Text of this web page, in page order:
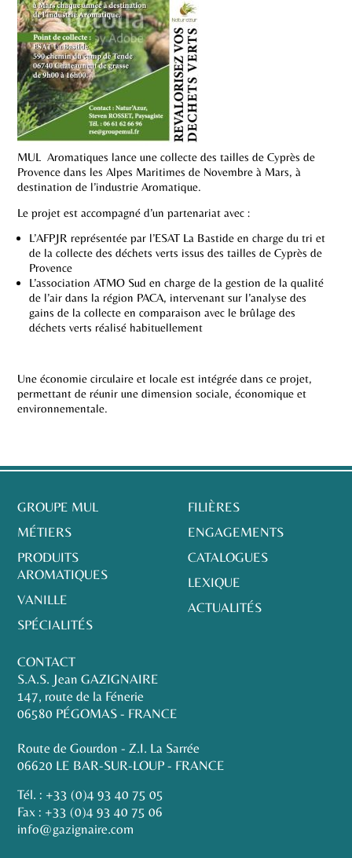
MUL Aromatiques lance une collecte des tailles de Cyprès de
Provence dans les Alpes Maritimes de Novembre à Mars, à
destination de l’industrie Aromatique.
Le projet est accompagné d’un partenariat avec :
L’AFPJR représentée par l’ESAT La Bastide en charge du tri et
de la collecte des déchets verts issus des tailles de Cyprès de
Provence
L’association ATMO Sud en charge de la gestion de la qualité
de l’air dans la région PACA, intervenant sur l’analyse des
gains de la collecte en comparaison avec le brûlage des
déchets verts réalisé habituellement
Une économie circulaire et locale est intégrée dans ce projet,
permettant de réunir une dimension sociale, économique et
environnementale.
GROUPE MUL
MÉTIERS
PRODUITS
AROMATIQUES
VANILLE
SPÉCIALITÉS
FILIÈRES
ENGAGEMENTS
CATALOGUES
LEXIQUE
ACTUALITÉS
CONTACT
S.A.S. Jean GAZIGNAIRE
147, route de la Fénerie
06580 PÉGOMAS - FRANCE
Route de Gourdon - Z.I. La Sarrée
06620 LE BAR-SUR-LOUP - FRANCE
Tél. : +33 (0)4 93 40 75 05
Fax : +33 (0)4 93 40 75 06
info@gazignaire.com